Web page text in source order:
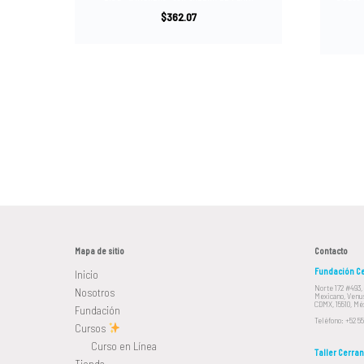
$362.07
Mapa de sitio
Inicio
Nosotros
Fundación
Cursos
Curso en Línea
Contacto
Fundación
Norte 172
Mexicano,
CDMX, 15510,
Teléfono: +52 55
Taller